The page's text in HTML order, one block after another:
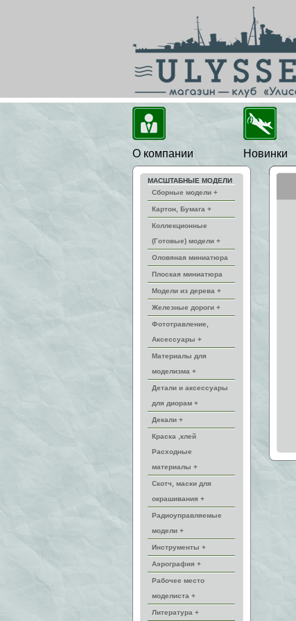
О компании Новинки
МАСШТАБНЫЕ МОДЕЛИ
Сборные модели +
Картон, Бумага +
Коллекционные
(Готовые) модели +
Оловяная миниатюра
Плоская миниатюра
Модели из дерева +
Железные дороги +
Фототравление,
Аксессуары +
Материалы для
моделизма +
Детали и аксессуары
для диорам +
Декали +
Краска ,клей
Расходные
материалы +
Скотч, маски для
окрашивания +
Радиоуправляемые
модели +
Инструменты +
Аэрография +
Рабочее место
моделиста +
Литература +